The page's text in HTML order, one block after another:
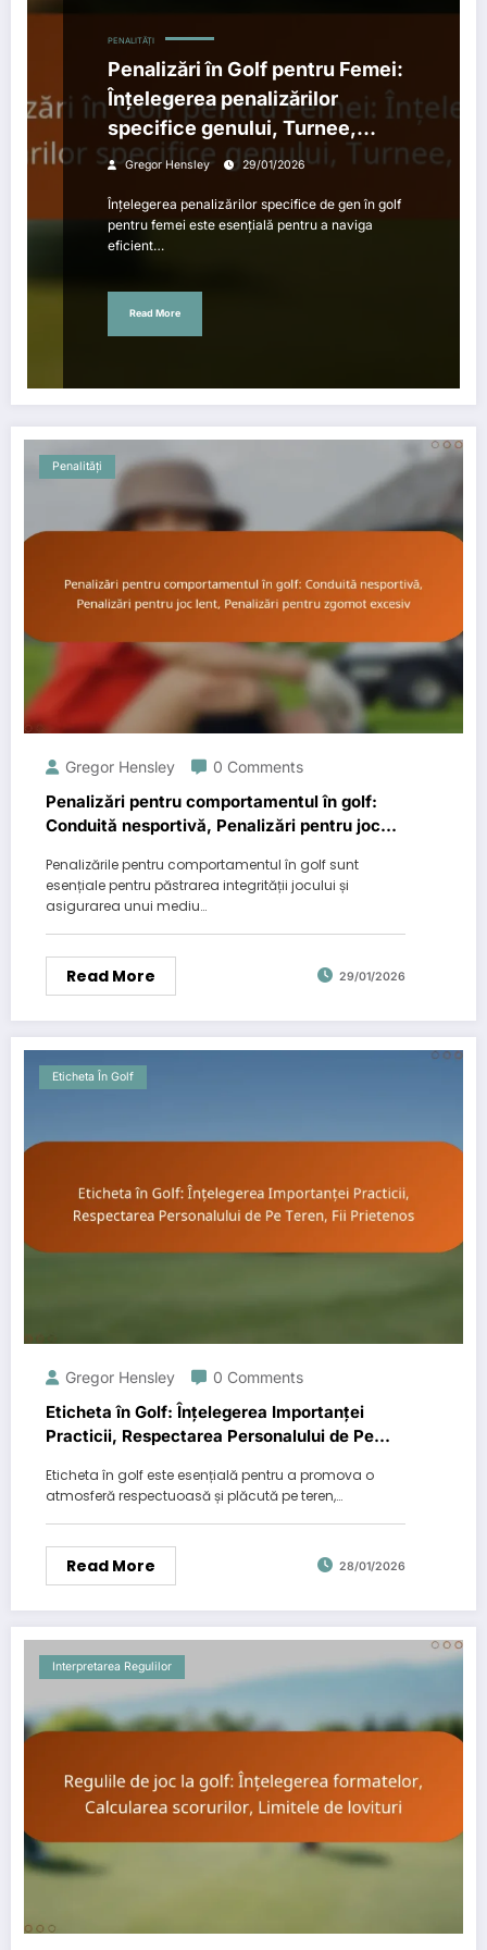
PENALITĂȚI
Penalizări în Golf pentru Femei:
Înțelegerea penalizărilor
specifice genului, Turnee,
Etichetă
Gregor Hensley 29/01/2026
Înțelegerea penalizărilor specifice de gen în golf
pentru femei este esențială pentru a naviga
eficient…
Read More
Penalități
Gregor Hensley 0 Comments
Penalizări pentru comportamentul în golf:
Conduită nesportivă, Penalizări pentru joc
Penalizările pentru comportamentul în golf sunt
esențiale pentru păstrarea integrității jocului și
asigurarea unui mediu…
Read More 29/01/2026
Eticheta În Golf
Gregor Hensley 0 Comments
Eticheta în Golf: Înțelegerea Importanței
Practicii, Respectarea Personalului de Pe
Eticheta în golf este esențială pentru a promova o
atmosferă respectuoasă și plăcută pe teren,…
Read More 28/01/2026
Interpretarea Regulilor